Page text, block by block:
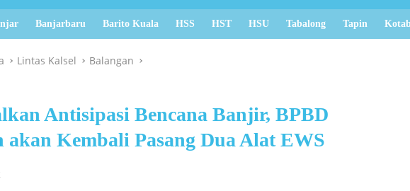
Banjarbaru Barito Kuala HSS HST HSU Tabalong Tapin
Lintas Kalsel Balangan
Antisipasi Bencana Banjir, BPBD
akan Kembali Pasang Dua Alat EWS